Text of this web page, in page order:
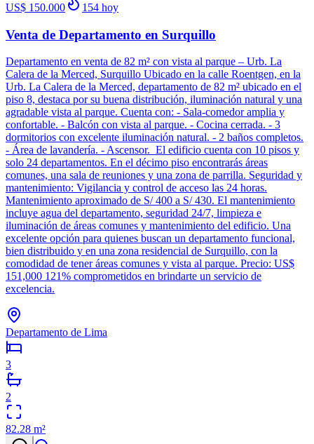
US$ 150.000 154 hoy
Venta de Departamento en Surquillo
Departamento en venta de 82 m² con vista al parque – Urb. La
Calera de la Merced, Surquillo Ubicado en la calle Roentgen, en la
Urb. La Calera de la Merced, departamento de 82 m² ubicado en el
piso 8, destaca por su buena distribución, iluminación natural y una
agradable vista al parque. Cuenta con: - Sala-comedor amplia y
confortable. - Balcón con vista al parque. - Cocina cerrada. - 3
dormitorios con excelente iluminación natural. - 2 baños completos.
- Área de lavandería. - Ascensor. El edificio cuenta con 10 pisos y
solo 24 departamentos. En el décimo piso encontrarás áreas
comunes, una sala de reuniones y una zona de parrilla. Seguridad y
mantenimiento: Vigilancia y control de acceso las 24 horas.
Mantenimiento aproximado de S/ 400 a S/ 430. El mantenimiento
incluye agua del departamento, seguridad 24/7, limpieza e
iluminación de áreas comunes y mantenimiento del edificio. Una
excelente opción para quienes buscan un departamento funcional,
bien distribuido y en una zona residencial de Surquillo, con la
comodidad de tener áreas comunes y vista al parque. Precio: US$
151,000 121% comprometidos en brindarte un servicio de
excelencia.
Departamento de Lima
3
2
82.28 m²